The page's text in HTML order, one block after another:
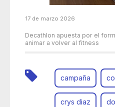
17 de marzo 2026
Decathlon apuesta por el
animar a volver al fitness
campaña
crys diaz